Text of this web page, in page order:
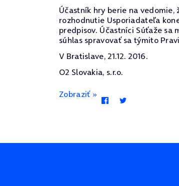
Účastník hry berie na
rozhodnutie Usporiadateľa
predpisov. Účastníci Súťaže sa
súhlas spravovať sa týmito
V Bratislave, 21.12. 2016.
O2 Slovakia, s.r.o.
Zobraziť »